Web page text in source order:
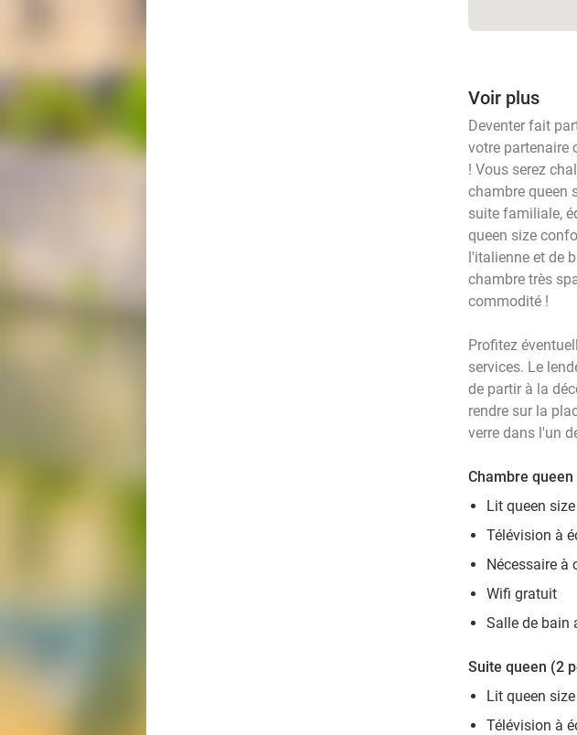
Voir plus
Deventer fait
votre partenaire
! Vous serez
chambre queen
suite familiale,
queen size
l'italienne et de
chambre très
commodité !
Profitez
services. Le
de partir à la
rendre sur la
verre dans l'un
Chambre
Lit queen size
Télévision à
Nécessaire à
Wifi gratuit
Salle de bain
Suite queen (2
Lit queen size
Télévision à